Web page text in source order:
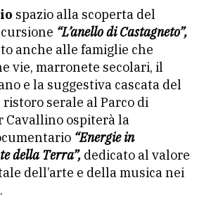
spazio alla scoperta del
“L’anello di Castagneto”,
anche alle famiglie che
vie, marronete secolari, il
e la suggestiva cascata del
ristoro serale al Parco di
Cavallino ospiterà la
“Energie in
della Terra”, dedicato al valore
dell’arte e della musica nei